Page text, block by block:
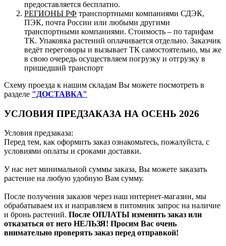
предоставляется бесплатно.
РЕГИОНЫ РФ транспортными компаниями СДЭК,
ПЭК, почта России или любыми другими
транспортными компаниями. Стоимость – по тарифам
ТК. Упаковка растений оплачивается отдельно. Заказчик
ведёт переговоры и вызывает ТК самостоятельно, мы же
в свою очередь осуществляем погрузку и отгрузку в
пришедший транспорт
Схему проезда к нашим складам Вы можете посмотреть в
разделе "ДОСТАВКА"
УСЛОВИЯ ПРЕДЗАКАЗА НА ОСЕНЬ 2026
Условия предзаказа:
Перед тем, как оформить заказ ознакомьтесь, пожалуйста, с
условиями оплаты и сроками доставки.
У нас нет минимальной суммы заказа, Вы можете заказать
растение на любую удобную Вам сумму.
После получения заказов через наш интернет-магазин, мы
обрабатываем их и направляем в питомник запрос на наличие
и бронь растений. После ОПЛАТЫ изменить заказ или
отказаться от него НЕЛЬЗЯ! Просим Вас очень
внимательно проверять заказ перед отправкой!